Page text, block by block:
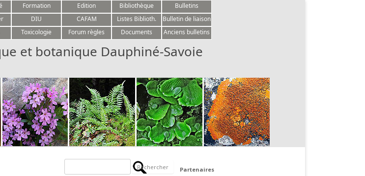
Aller au contenu
Formation Edition Bibliothèque
Bulletins
DIU CAFAM Listes Biblioth.
Bulletin de liaison
Toxicologie Forum règles Documents Anciens bulletins
et botanique Dauphiné-Savoie
Partenaires